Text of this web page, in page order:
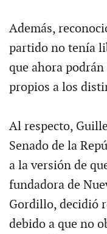
Además,
partido no tenía
que ahora
propios a los
Al respecto,
Senado de la
a la versión de
fundadora de
Gordillo, decidió
debido a que no